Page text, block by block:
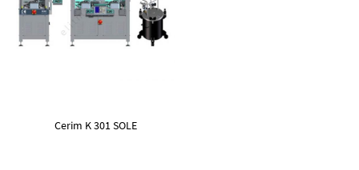
Cerim K 301 SOLE